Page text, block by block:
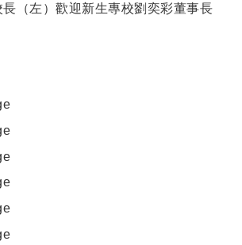
（左）歡迎新生專校劉奕彩董事長